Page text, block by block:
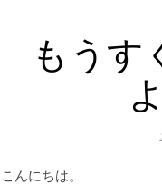
もうす
こんにちは。